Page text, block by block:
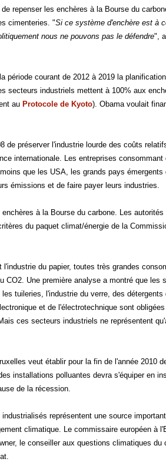
repenser les enchères à la Bourse du
cimenteries. "Si ce système d'enchère est à
nous ne pouvons pas le défendre",
courant de 2012 à 2019 la
secteurs industriels mettent à 100% aux
au Protocole de Kyoto). Obama voulait
de préserver l'industrie lourde des coûts
internationale. Les entreprises consommant
que les USA, les grands pays
émissions et de faire payer leurs industries.
à la Bourse du carbone. Les
du paquet climat/énergie de la
du papier, toutes très grandes
Une première analyse a montré que les
tuileries, l'industrie du verre, des
et de l'électrotechnique sont
ces secteurs industriels ne représentent
veut établir pour la fin de l'année 2010
installations polluantes devra s'équiper en
de la récession.
représentent une source
climatique. Le commissaire européen à
le conseiller aux questions climatiques